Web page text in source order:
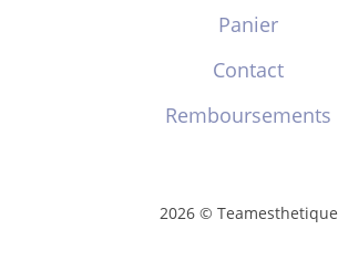
Panier
Contact
Remboursements
2026 © Teamesthetique